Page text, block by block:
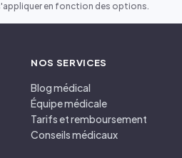
en fonction des options.
NOS SERVICES
Blog médical
Équipe médicale
Tarifs et remboursement
Conseils médicaux